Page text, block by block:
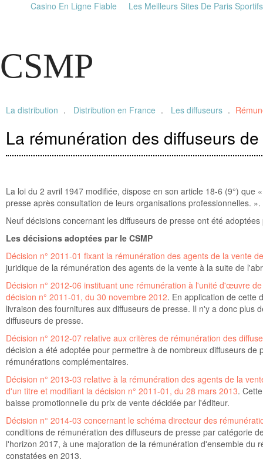
Casino En Ligne Fiable Les Meilleurs Sites De Paris Sportifs
CSMP
La distribution Distribution en France Les diffuseurs
La rémunération des diffuseurs
La loi du 2 avril 1947 modifiée, dispose en son article 18-6 (9°)
presse après consultation de leurs organisations professionnelles. ».
Neuf décisions concernant les diffuseurs de presse ont été
Les décisions adoptées par le CSMP
Décision n° 2011-01 fixant la rémunération des agents de la vente
juridique de la rémunération des agents de la vente à la suite de
Décision n° 2012-06 instituant une rémunération à l'unité d'œuvre
décision n° 2011-01, du 30 novembre 2012. En application de cette
livraison des fournitures aux diffuseurs de presse. Il n'y a donc
diffuseurs de presse.
Décision n° 2012-07 relative aux critères de rémunération des
décision a été adoptée pour permettre à de nombreux diffuseurs
rémunérations complémentaires.
Décision n° 2013-03 relative à la rémunération des agents de la
d'un titre et modifiant la décision n° 2011-01, du 28 mars 2013.
baisse promotionnelle du prix de vente décidée par l'éditeur.
Décision n° 2014-03 concernant le schéma directeur des
conditions de rémunération des diffuseurs de presse par catégorie
l'horizon 2017, à une majoration de la rémunération d'ensemble
constatées en 2013.